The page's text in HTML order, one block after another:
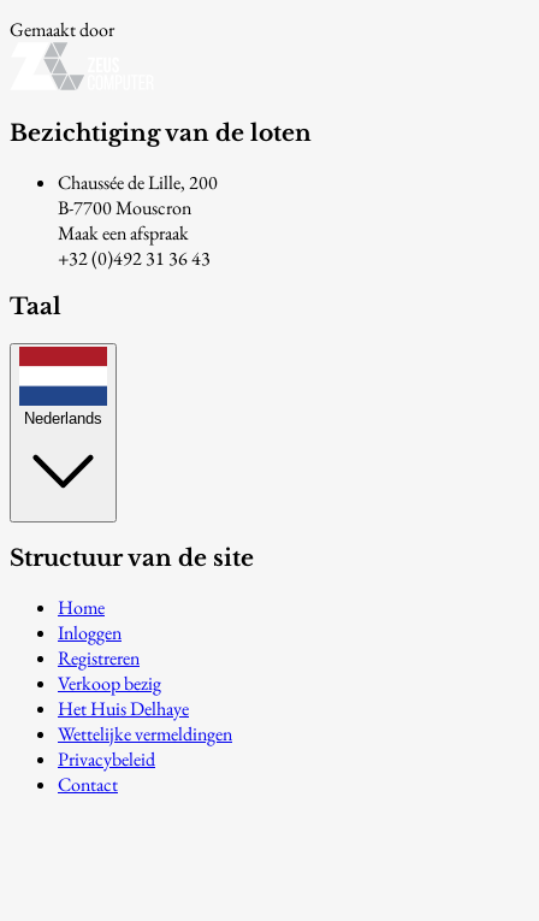
Gemaakt door
Bezichtiging van de loten
Chaussée de Lille, 200
B-7700 Mouscron
Maak een afspraak
+32 (0)492 31 36 43
Taal
Nederlands
Structuur van de site
Home
Inloggen
Registreren
Verkoop bezig
Het Huis Delhaye
Wettelijke vermeldingen
Privacybeleid
Contact